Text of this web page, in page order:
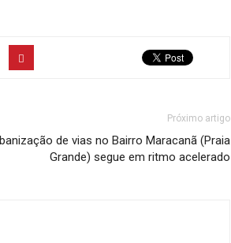
Próximo artigo
de vias no Bairro Maracanã (Praia
Grande) segue em ritmo acelerado